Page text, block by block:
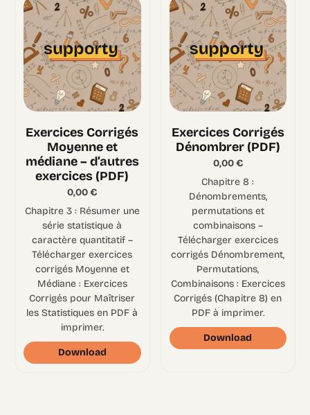
Exercices Corrigés
Moyenne et
médiane – d’autres
exercices (PDF)
0,00€
Chapitre 3 : Résumer une
série statistique à
caractère quantitatif –
Télécharger exercices
corrigés Moyenne et
Médiane : Exercices
Corrigés pour Maîtriser
les Statistiques en PDF à
imprimer.
Download
Exercices Corrigés
Dénombrer (PDF)
0,00€
Chapitre 8 :
Dénombrements,
permutations et
combinaisons –
Télécharger exercices
corrigés Dénombrement,
Permutations,
Combinaisons : Exercices
Corrigés (Chapitre 8) en
PDF à imprimer.
Download